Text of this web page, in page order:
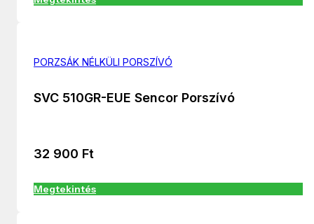
PORZSÁK NÉLKÜLI PORSZÍVÓ
SVC 510GR-EUE Sencor Porszívó
32 900 Ft
Megtekintés